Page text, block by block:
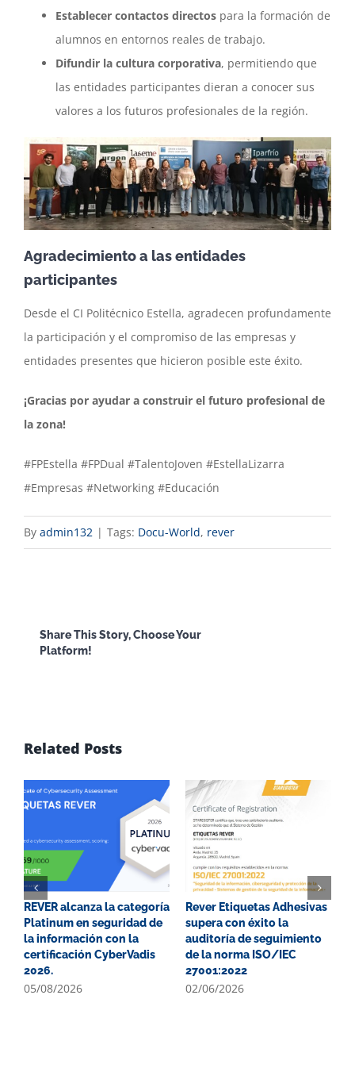
Establecer contactos directos para la formación de
alumnos en entornos reales de trabajo.
Difundir la cultura corporativa, permitiendo que
las entidades participantes dieran a conocer sus
valores a los futuros profesionales de la región.
Agradecimiento a las entidades
participantes
Desde el CI Politécnico Estella, agradecen profundamente
la participación y el compromiso de las empresas y
entidades presentes que hicieron posible este éxito.
¡Gracias por ayudar a construir el futuro profesional de
la zona!
#FPEstella #FPDual #TalentoJoven #EstellaLizarra
#Empresas #Networking #Educación
By admin132 | Tags: Docu-World, rever
Share This Story, Choose Your
Platform!
Related Posts
REVER alcanza la categoría
Platinum en seguridad de
la información con la
certificación CyberVadis
2026.
05/08/2026
Rever Etiquetas Adhesivas
supera con éxito la
auditoría de seguimiento
de la norma ISO/IEC
27001:2022
02/06/2026